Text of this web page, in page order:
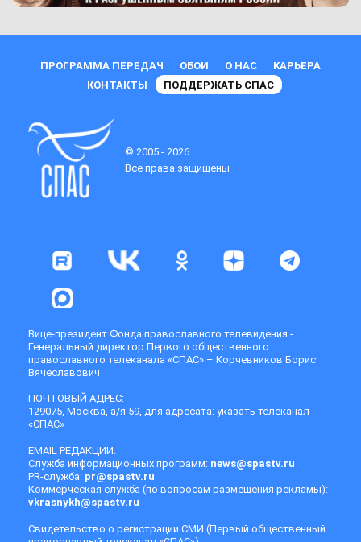
ПРОГРАММА ПЕРЕДАЧ ОБОИ О НАС
КАРЬЕРА
КОНТАКТЫ
ПОДДЕРЖАТЬ СПАС
© 2005 - 2026
Все права защищены
Вице-президент Фонда православного телевидения -
Генеральный директор Первого общественного
православного телеканала «СПАС» – Корчевников Борис
Вячеславович
ПОЧТОВЫЙ АДРЕС:
129075, Москва, а/я 59, для адресата: указать телеканал
«СПАС»
EMAIL РЕДАКЦИИ:
Служба информационных программ: news@spastv.ru
PR-служба: pr@spastv.ru
Коммерческая служба (по вопросам размещения рекламы):
vkrasnykh@spastv.ru
Свидетельство о регистрации СМИ (Первый общественный